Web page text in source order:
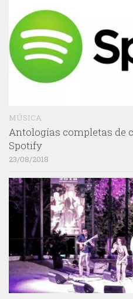
MÚSICA
Antologías completas de
Spotify
23/08/2018